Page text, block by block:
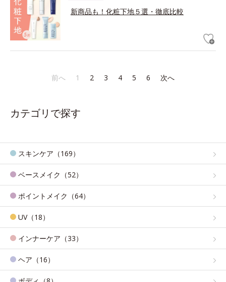
新商品も！化粧下地５選・徹底比較
前へ 1 2 3 4 5 6 次へ
カテゴリで探す
スキンケア（169）
ベースメイク（52）
ポイントメイク（64）
UV（18）
インナーケア（33）
ヘア（16）